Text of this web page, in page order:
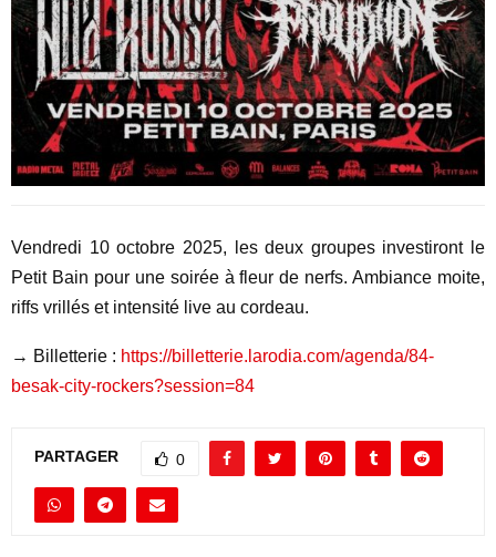
Vendredi 10 octobre 2025, les deux groupes investiront le
Petit Bain pour une soirée à fleur de nerfs. Ambiance moite,
riffs vrillés et intensité live au cordeau.
→ Billetterie : https://billetterie.larodia.com/agenda/84-
besak-city-rockers?session=84
PARTAGER 0